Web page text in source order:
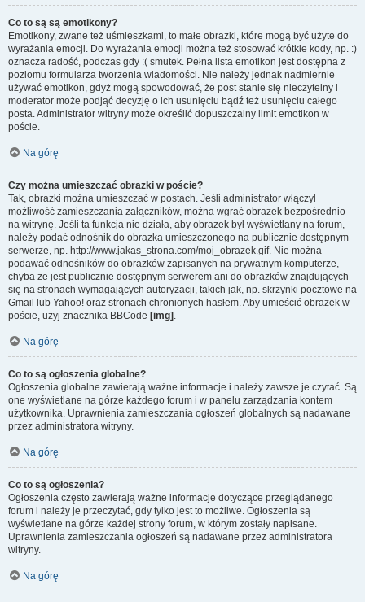
Co to są są emotikony?
Emotikony, zwane też uśmieszkami, to małe obrazki, które mogą być użyte do
wyrażania emocji. Do wyrażania emocji można też stosować krótkie kody, np. :)
oznacza radość, podczas gdy :( smutek. Pełna lista emotikon jest dostępna z
poziomu formularza tworzenia wiadomości. Nie należy jednak nadmiernie
używać emotikon, gdyż mogą spowodować, że post stanie się nieczytelny i
moderator może podjąć decyzję o ich usunięciu bądź też usunięciu całego
posta. Administrator witryny może określić dopuszczalny limit emotikon w
poście.
Na górę
Czy można umieszczać obrazki w poście?
Tak, obrazki można umieszczać w postach. Jeśli administrator włączył
możliwość zamieszczania załączników, można wgrać obrazek bezpośrednio
na witrynę. Jeśli ta funkcja nie działa, aby obrazek był wyświetlany na forum,
należy podać odnośnik do obrazka umieszczonego na publicznie dostępnym
serwerze, np. http://www.jakas_strona.com/moj_obrazek.gif. Nie można
podawać odnośników do obrazków zapisanych na prywatnym komputerze,
chyba że jest publicznie dostępnym serwerem ani do obrazków znajdujących
się na stronach wymagających autoryzacji, takich jak, np. skrzynki pocztowe na
Gmail lub Yahoo! oraz stronach chronionych hasłem. Aby umieścić obrazek w
poście, użyj znacznika BBCode [img] .
Na górę
Co to są ogłoszenia globalne?
Ogłoszenia globalne zawierają ważne informacje i należy zawsze je czytać. Są
one wyświetlane na górze każdego forum i w panelu zarządzania kontem
użytkownika. Uprawnienia zamieszczania ogłoszeń globalnych są nadawane
przez administratora witryny.
Na górę
Co to są ogłoszenia?
Ogłoszenia często zawierają ważne informacje dotyczące przeglądanego
forum i należy je przeczytać, gdy tylko jest to możliwe. Ogłoszenia są
wyświetlane na górze każdej strony forum, w którym zostały napisane.
Uprawnienia zamieszczania ogłoszeń są nadawane przez administratora
witryny.
Na górę